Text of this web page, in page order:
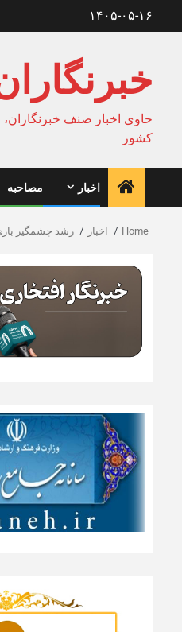
۱۴۰۵-۰۵-۱۶
حاوی اخبار صنف
کشور
اخبار مصاحبه
Home اخبار رشد چشمگیر